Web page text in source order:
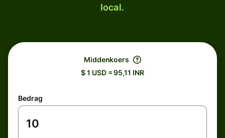
local.
Middenkoers
$ 1 USD = 95,11 INR
Bedrag